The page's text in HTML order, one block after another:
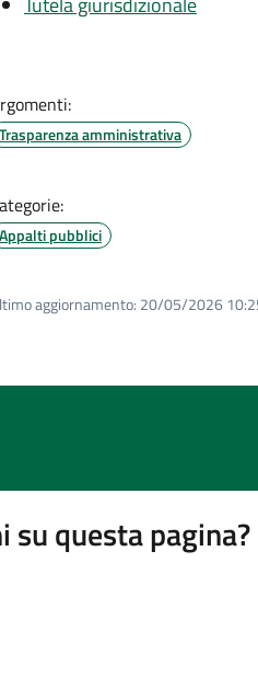
Trasparenza amministrativa
Appalti pubblici
aggiornamento: 20/05/2026
su questa pagina?